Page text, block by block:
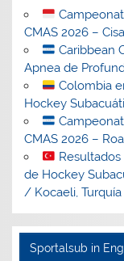
CMAS 2026 –
Caribbean
Apnea de
Colombia
Hockey
CMAS 2026 –
de Hockey
/ Kocaeli, Turquía
Sportalsub in